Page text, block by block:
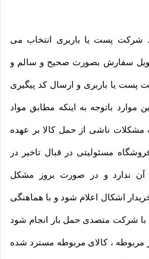
شرکت پست یا باربری انتخاب می
سفارش بصورت صحیح و سالم و
پست یا باربری و ارسال کد پیگیری
باتوجه به اینکه مطابق مواد
کلیه مشکلات ناشی از حمل کالا بر عهده
مسئولیتی در قبال تاخیر در
آن ندارد و در صورت بروز مشکل
اشکال اعلام شود و با هماهنگی
شرکت متصدی حمل بار انجام شود
مربوطه ، کالای مربوطه مسترد شده